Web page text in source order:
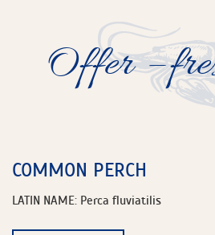
Offer –
COMMON PERCH
LATIN NAME: Perca fluviatilis